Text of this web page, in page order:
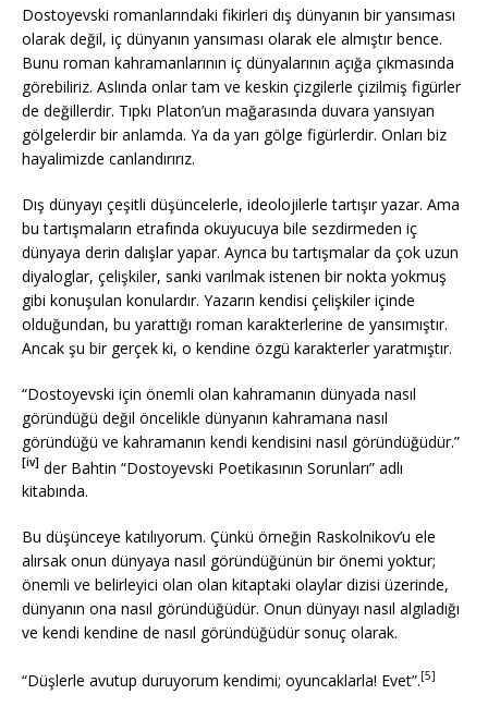
Dostoyevski romanlarındaki fikirleri dış dünyanın bir yansıması
olarak değil, iç dünyanın yansıması olarak ele almıştır bence.
Bunu roman kahramanlarının iç dünyalarının açığa çıkmasında
görebiliriz. Aslında onlar tam ve keskin çizgilerle çizilmiş figürler
de değillerdir. Tıpkı Platon’un mağarasında duvara yansıyan
gölgelerdir bir anlamda. Ya da yarı gölge figürlerdir. Onları biz
hayalimizde canlandırırız.
Dış dünyayı çeşitli düşüncelerle, ideolojilerle tartışır yazar. Ama
bu tartışmaların etrafında okuyucuya bile sezdirmeden iç
dünyaya derin dalışlar yapar. Ayrıca bu tartışmalar da çok uzun
diyaloglar, çelişkiler, sanki varılmak istenen bir nokta yokmuş
gibi konuşulan konulardır. Yazarın kendisi çelişkiler içinde
olduğundan, bu yarattığı roman karakterlerine de yansımıştır.
Ancak şu bir gerçek ki, o kendine özgü karakterler yaratmıştır.
“Dostoyevski için önemli olan kahramanın dünyada nasıl
göründüğü değil öncelikle dünyanın kahramana nasıl
göründüğü ve kahramanın kendi kendisini nasıl göründüğüdür.”
[iv] der Bahtin “Dostoyevski Poetikasının Sorunları” adlı
kitabında.
Bu düşünceye katılıyorum. Çünkü örneğin Raskolnikov’u ele
alırsak onun dünyaya nasıl göründüğünün bir önemi yoktur;
önemli ve belirleyici olan olan kitaptaki olaylar dizisi üzerinde,
dünyanın ona nasıl göründüğüdür. Onun dünyayı nasıl algıladığı
ve kendi kendine de nasıl göründüğüdür sonuç olarak.
“Düşlerle avutup duruyorum kendimi; oyuncaklarla! Evet”.[5]